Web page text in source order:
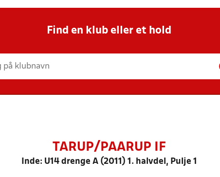
Find en klub eller et hold
TARUP/PAARUP IF
Inde: U14 drenge A (2011) 1. halvdel, Pulje 1